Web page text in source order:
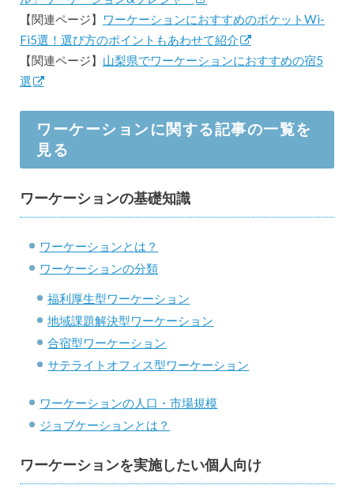
【関連ページ】
ワーケーションにおすすめのポケットWi-
Fi5選！選び方のポイントもあわせて紹介
【関連ページ】 山梨県でワーケーションにおすすめの宿5
選
ワーケーションに関する記事の一覧を
見る
ワーケーションの基礎知識
ワーケーションとは？
ワーケーションの分類
福利厚生型ワーケーション
地域課題解決型ワーケーション
合宿型ワーケーション
サテライトオフィス型ワーケーション
ワーケーションの人口・市場規模
ジョブケーションとは？
ワーケーションを実施したい個人向け